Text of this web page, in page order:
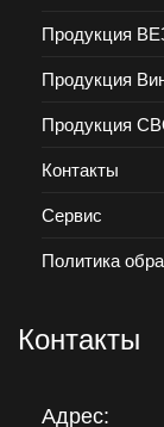
Продукция
Продукция
Продукция
Контакты
Сервис
Политика
Контакты
Адрес: